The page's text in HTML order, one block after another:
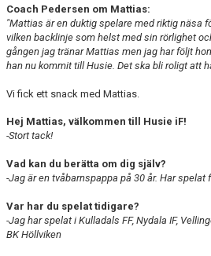
Coach Pedersen om Mattias:
"Mattias är en duktig spelare med riktig näsa
vilken backlinje som helst med sin rörlighet
gången jag tränar Mattias men jag har följt
han nu kommit till Husie. Det ska bli roligt att
Vi fick ett snack med Mattias.
Hej Mattias, välkommen till Husie iF!
-Stort tack!
Vad kan du berätta om dig själv?
-Jag är en tvåbarnspappa på 30 år. Har
Var har du spelat tidigare?
-Jag har spelat i Kulladals FF, Nydala IF,
BK Höllviken